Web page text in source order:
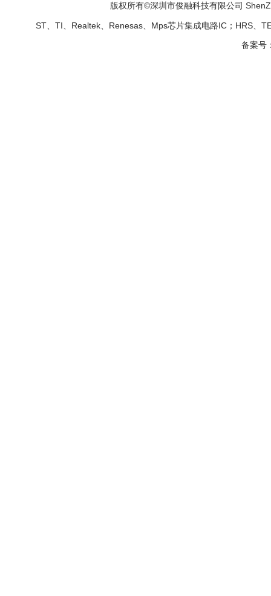
版权所有©深圳市俊融科技有限公司
ST、TI、Realtek、Renesas、Mps芯片集成电路IC；HRS、
备案号